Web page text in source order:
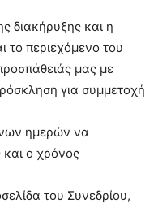
διακήρυξης και η
το περιεχόμενο του
μας με
για συμμετοχή
ημερών να
ο χρόνος
του Συνεδρίου,